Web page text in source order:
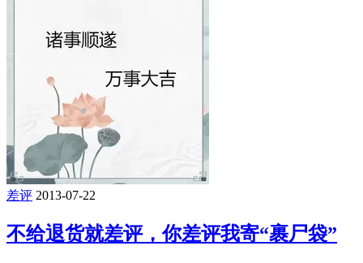
差评 2013-07-22
不给退货就差评，你差评我寄“裹尸袋”